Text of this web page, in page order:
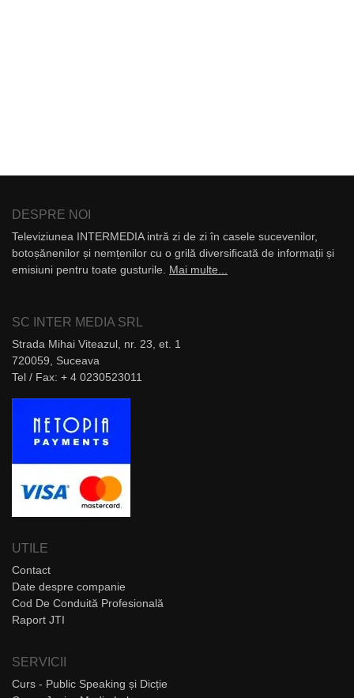
DESPRE NOI
Televiziunea INTERMEDIA intră zi de zi în casele sucevenilor,
botoșănenilor și nemțenilor cu o grilă diversificată de informații și
emisiuni pentru toate gusturile. Mai multe...
SC INTER MEDIA SRL
Strada Mihai Viteazul, nr. 23, et. 1
720059, Suceava
Tel / Fax: + 4 0230523011
UTILE
Contact
Date despre companie
Cod De Conduită Profesională
Raport JTI
SERVICII
Curs - Public Speaking și Dicție